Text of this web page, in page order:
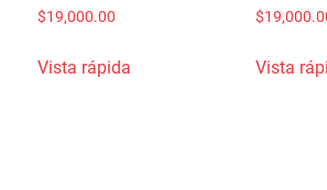
$19,000.00
Vista rápida
$
Vista